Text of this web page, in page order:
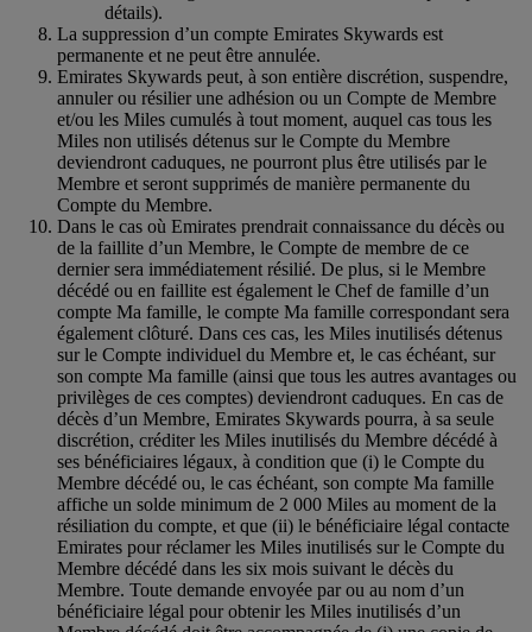
détails).
La suppression d’un compte Emirates Skywards est
permanente et ne peut être annulée.
Emirates Skywards peut, à son entière discrétion, suspendre,
annuler ou résilier une adhésion ou un Compte de Membre
et/ou les Miles cumulés à tout moment, auquel cas tous les
Miles non utilisés détenus sur le Compte du Membre
deviendront caduques, ne pourront plus être utilisés par le
Membre et seront supprimés de manière permanente du
Compte du Membre.
Dans le cas où Emirates prendrait connaissance du décès ou
de la faillite d’un Membre, le Compte de membre de ce
dernier sera immédiatement résilié. De plus, si le Membre
décédé ou en faillite est également le Chef de famille d’un
compte Ma famille, le compte Ma famille correspondant sera
également clôturé. Dans ces cas, les Miles inutilisés détenus
sur le Compte individuel du Membre et, le cas échéant, sur
son compte Ma famille (ainsi que tous les autres avantages ou
privilèges de ces comptes) deviendront caduques. En cas de
décès d’un Membre, Emirates Skywards pourra, à sa seule
discrétion, créditer les Miles inutilisés du Membre décédé à
ses bénéficiaires légaux, à condition que (i) le Compte du
Membre décédé ou, le cas échéant, son compte Ma famille
affiche un solde minimum de 2 000 Miles au moment de la
résiliation du compte, et que (ii) le bénéficiaire légal contacte
Emirates pour réclamer les Miles inutilisés sur le Compte du
Membre décédé dans les six mois suivant le décès du
Membre. Toute demande envoyée par ou au nom d’un
bénéficiaire légal pour obtenir les Miles inutilisés d’un